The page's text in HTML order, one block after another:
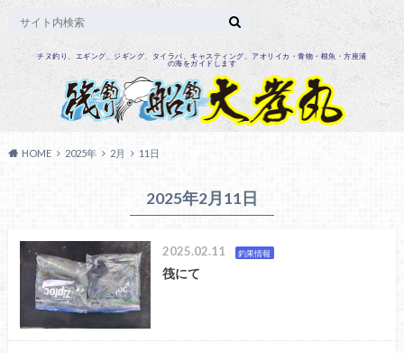
チヌ釣り、エギング、ジギング、タイラバ、キャスティング、アオリイカ・青物・根魚・方座浦
の海をガイドします
HOME 2025年 2月 11日
2025年2月11日
2025.02.11 釣果情報
筏にて